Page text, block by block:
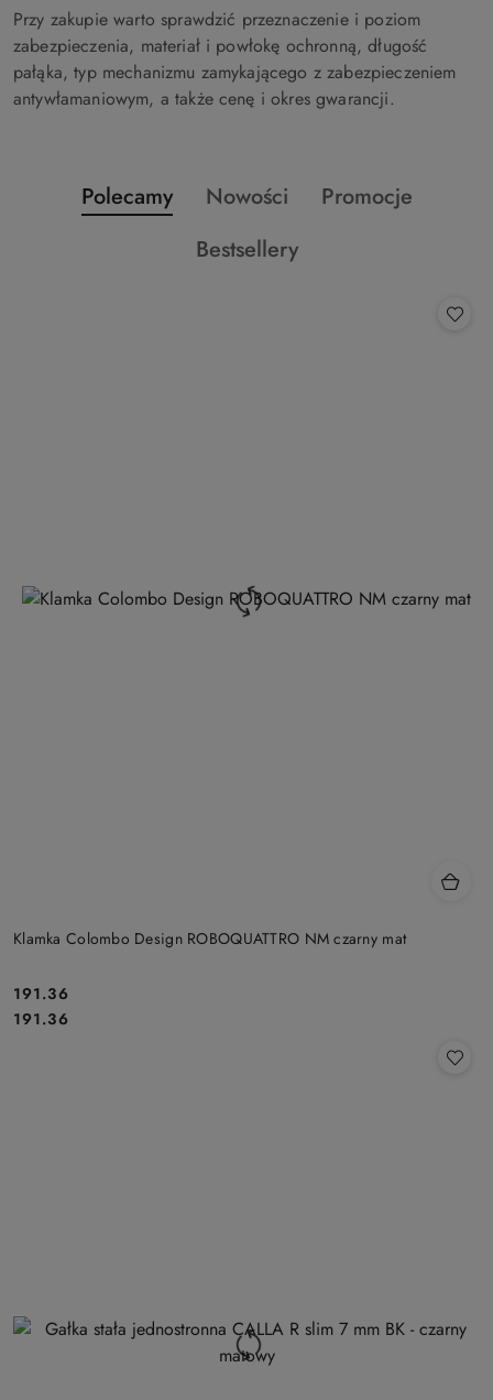
Przy zakupie warto sprawdzić przeznaczenie i poziom
zabezpieczenia, materiał i powłokę ochronną, długość
pałąka, typ mechanizmu zamykającego z zabezpieczeniem
antywłamaniowym, a także cenę i okres gwarancji.
Pomiń karuzelę produktów
Produkty
o
Polecamy
Produkty
statusie:
Nowości
Produkty
Promocje
Produkty
Bestsellery
Klamka Colombo Design ROBOQUATTRO NM czarny mat
Cena:
191.36
Cena:
191.36